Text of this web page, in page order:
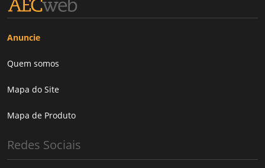
Anuncie
Quem somos
Mapa do Site
Mapa de Produto
Redes Sociais